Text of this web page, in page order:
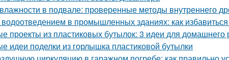
в подвале: проверенные методы внутреннего
в промышленных зданиях: как
проекты из пластиковых бутылок: 3 идеи для домашнего
идеи поделки из горлышка пластиковой бутылки